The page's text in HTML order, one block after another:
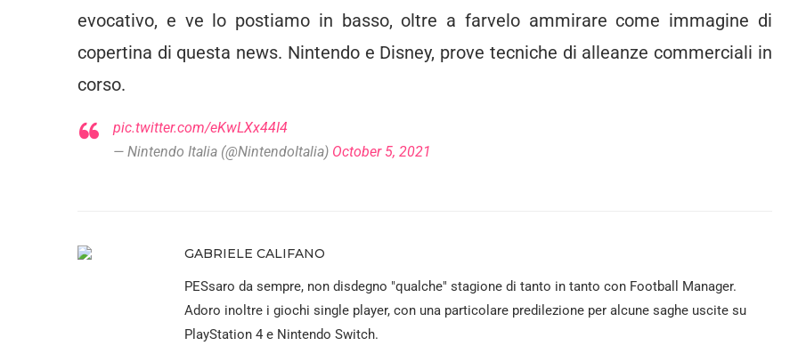
evocativo, e ve lo postiamo in basso, oltre a farvelo ammirare come immagine di
copertina di questa news. Nintendo e Disney, prove tecniche di alleanze commerciali in
corso.
pic.twitter.com/eKwLXx44I4
— Nintendo Italia (@NintendoItalia) October 5, 2021
GABRIELE CALIFANO
PESsaro da sempre, non disdegno "qualche" stagione di tanto in tanto con Football Manager.
Adoro inoltre i giochi single player, con una particolare predilezione per alcune saghe uscite su
PlayStation 4 e Nintendo Switch.